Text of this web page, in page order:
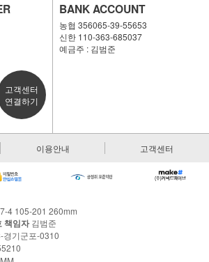
고객센터
연결하기
BANK ACCOUNT
농협 356065-39-55653
신한 110-363-685037
예금주 : 김범준
이용안내 고객센터
4 105-201 260mm
책임자김범준
경기군포-0310